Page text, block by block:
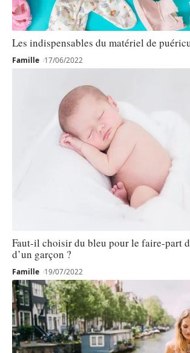
Les indispensables du matériel de
Famille 17/06/2022
Faut-il choisir du bleu pour le faire-part
d’un garçon ?
Famille 19/07/2022